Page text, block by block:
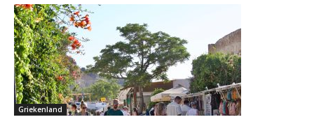
Griekenland